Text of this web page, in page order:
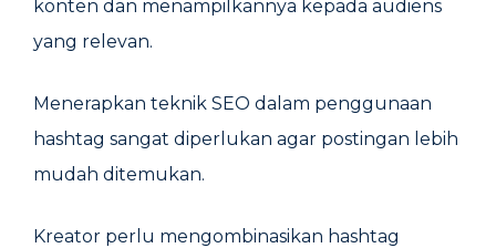
konten dan menampilkannya kepada audiens
yang relevan.
Menerapkan teknik SEO dalam penggunaan
hashtag sangat diperlukan agar postingan lebih
mudah ditemukan.
Kreator perlu mengombinasikan hashtag